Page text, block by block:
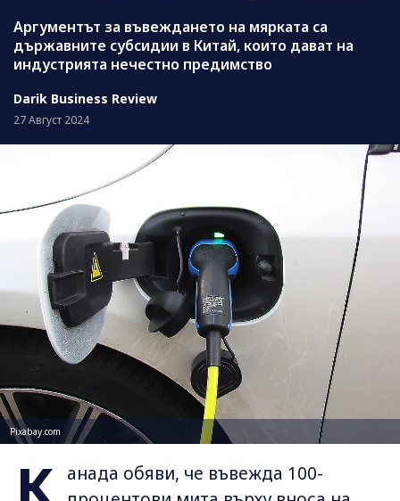
Аргументът за въвеждането на мярката са
държавните субсидии в Китай, които дават на
индустрията нечестно предимство
Darik Business Review
27 Август 2024
Pixabay.com
К
анада обяви, че въвежда 100-